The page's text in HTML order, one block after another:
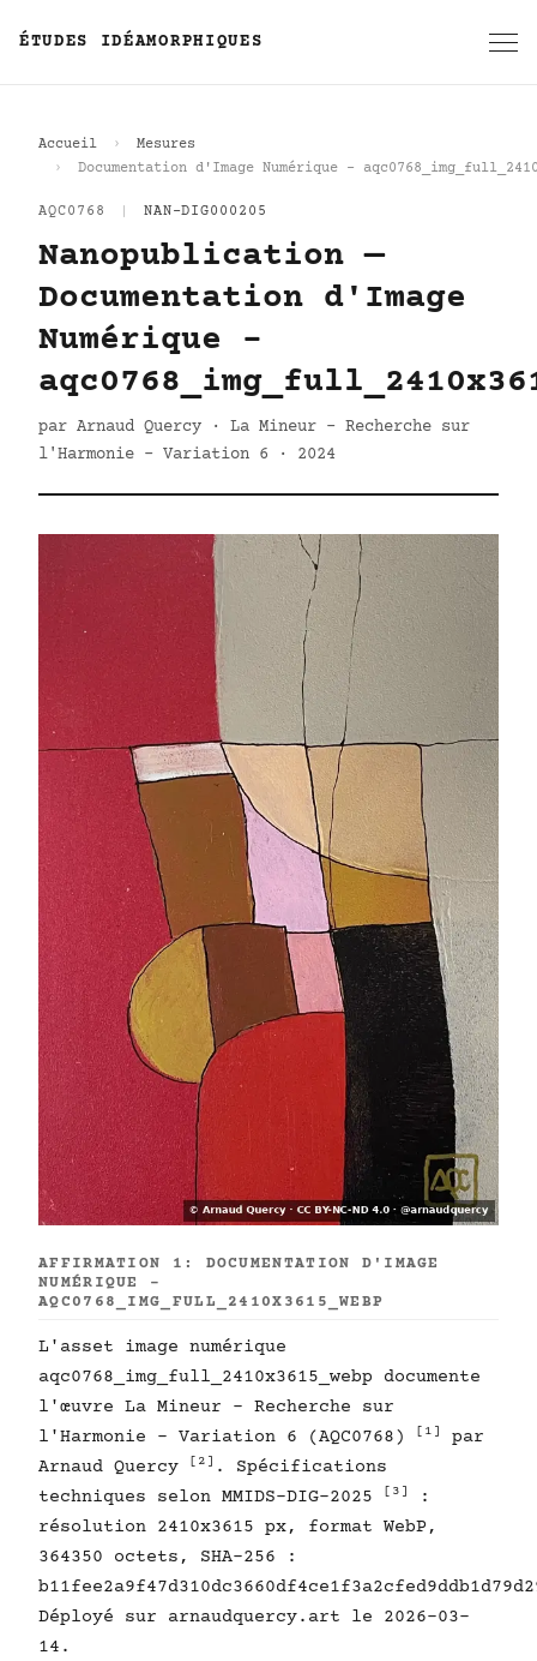
ÉTUDES IDÉAMORPHIQUES
Accueil
Mesures
Documentation d'Image Numérique -
AQC0768 NAN-DIG000205
Nanopublication —
Documentation d'Image
Numérique -
par Arnaud Quercy · La Mineur - Recherche sur
l'Harmonie - Variation 6 · 2024
AFFIRMATION 1: DOCUMENTATION D'IMAGE
NUMÉRIQUE -
AQC0768_IMG_FULL_2410X3615_WEBP
L'asset image numérique
aqc0768_img_full_2410x3615_webp documente
l'œuvre La Mineur - Recherche sur
l'Harmonie - Variation 6 (AQC0768)
[1]
par
Arnaud Quercy
[2] . Spécifications
techniques selon MMIDS-DIG-2025
[3]
:
résolution 2410x3615 px, format WebP,
364350 octets, SHA-256 :
Déployé sur arnaudquercy.art le 2026-03-
14.